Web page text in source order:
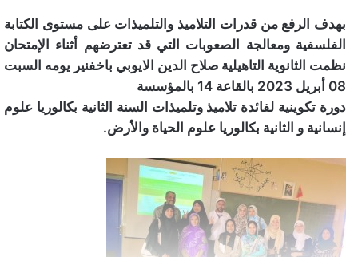
بهدف الرفع من قدرات التلاميذ والتلميذات على مستوى الكتابة
الفلسفية ومعالجة الصعوبات التي قد تعترضهم أثناء الإمتحان
نظمت الثانوية التاهيلية صلاح الدين الايوبي باخفنير يومه السبت
08 أبريل 2023 بالقاعة 14 بالمؤسسة
دورة تكوينية لفائدة تلاميذ وتلميذات السنة الثانية بكالوريا علوم
إنسانية و الثانية بكالوريا علوم الحياة والأرض.